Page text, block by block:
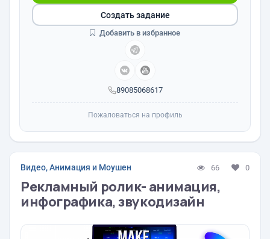
89085068617
Создать задание
Добавить в избранное
Пожаловаться на профиль
Видео, Анимация и Моушен 66 0
Рекламный ролик- анимация,
инфографика, звукодизайн